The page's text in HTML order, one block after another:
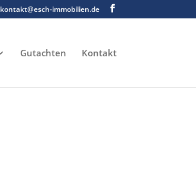
kontakt@esch-immobilien.de
Gutachten Kontakt